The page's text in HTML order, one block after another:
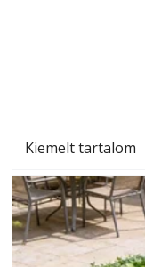
Kiemelt tartalom